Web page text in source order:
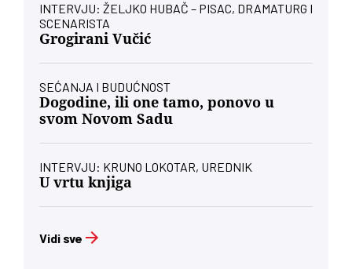
INTERVJU: ŽELJKO HUBAČ – PISAC, DRAMATURG I
SCENARISTA
Grogirani Vučić
SEĆANJA I BUDUĆNOST
Dogodine, ili one tamo, ponovo u
svom Novom Sadu
INTERVJU: KRUNO LOKOTAR, UREDNIK
U vrtu knjiga
Vidi sve